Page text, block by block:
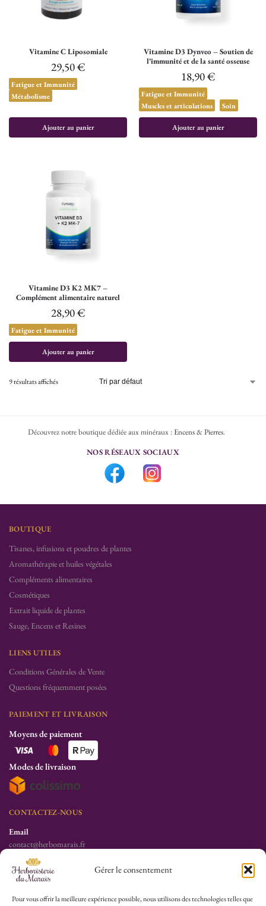
Gérer le consentement
Pour vous offrir la meilleure expérience possible, nous utilisons des technologies telles que
Vitamine C Liposomiale
29,50€
Fatigue et Immunité
Métabolisme
Ajouter au panier
Vitamine D3 Dynveo – Soutien de
l’immunité et de la santé osseuse
18,90€
Fatigue et Immunité
Muscles et articulations
Soin
Ajouter au panier
Vitamine D3 K2 MK7 –
Complément alimentaire naturel
28,90€
Fatigue et Immunité
Ajouter au panier
9 résultats affichés
Découvrez notre boutique dédiée aux minéraux :Encens & Pierres.
NOS RÉSEAUX SOCIAUX
BOUTIQUE
Tisanes, infusions et poudres de plantes
Aromathérapie et huiles végétales
Compléments alimentaires
Cosmétiques
Extrait liquide de plantes
Sauge, Encens et Resines
LIENS UTILES
Conditions Générales de Vente
Questions fréquemment posées
PAIEMENT ET LIVRAISON
Moyens de paiement
Modes de livraison
CONTACTEZ-NOUS
Email
contact@herbomarais.fr
Téléphone
+33 6 78 19 34 25
S’adresser à l’herboristerie :